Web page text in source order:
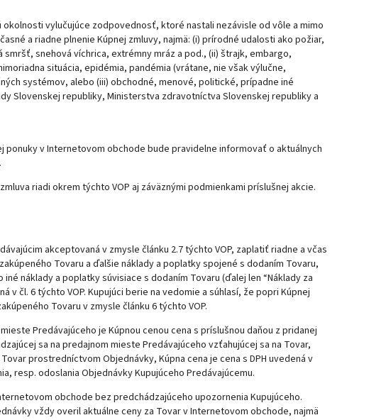
okolnosti vylučujúce zodpovednosť, ktoré nastali nezávisle od vôle a mimo
a riadne plnenie Kúpnej zmluvy, najmä: (i) prírodné udalosti ako požiar,
snehová víchrica, extrémny mráz a pod., (ii) štrajk, embargo,
situácia, epidémia, pandémia (vrátane, nie však výlučne,
systémov, alebo (iii) obchodné, menové, politické, prípadne iné
Slovenskej republiky, Ministerstva zdravotníctva Slovenskej republiky a
ponuky v Internetovom obchode bude pravidelne informovať o aktuálnych
riadi okrem týchto VOP aj záväznými podmienkami príslušnej akcie.
akceptovaná v zmysle článku 2.7 týchto VOP, zaplatiť riadne a včas
Tovaru a ďalšie náklady a poplatky spojené s dodaním Tovaru,
náklady a poplatky súvisiace s dodaním Tovaru (ďalej len “Náklady za
v čl. 6 týchto VOP. Kupujúci berie na vedomie a súhlasí, že popri Kúpnej
Tovaru v zmysle článku 6 týchto VOP.
Predávajúceho je Kúpnou cenou cena s príslušnou daňou z pridanej
sa na predajnom mieste Predávajúceho vzťahujúcej sa na Tovar,
prostredníctvom Objednávky, Kúpna cena je cena s DPH uvedená v
resp. odoslania Objednávky Kupujúceho Predávajúcemu.
obchode bez predchádzajúceho upozornenia Kupujúceho.
vždy overil aktuálne ceny za Tovar v Internetovom obchode, najmä